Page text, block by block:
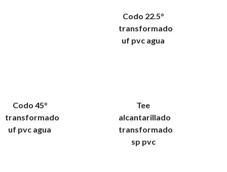
Codo 22.5°
transformado
uf pvc agua
Codo 45°
transformado
uf pvc agua
Tee
alcantarillado
transformado
sp pvc